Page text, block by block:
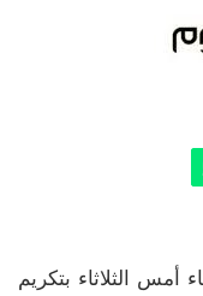
الثلاثاء بتكريم